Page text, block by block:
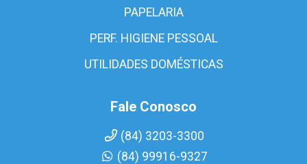
PAPELARIA
PERF. HIGIENE PESSOAL
UTILIDADES DOMÉSTICAS
Fale Conosco
(84) 3203-3300
(84) 99916-9327